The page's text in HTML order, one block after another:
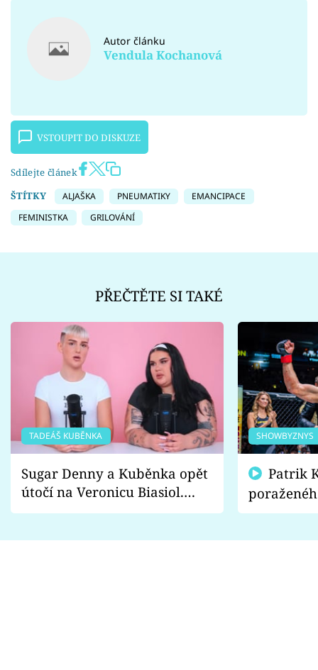
Autor článku
Vendula Kochanová
VSTOUPIT DO DISKUZE
Sdílejte článek
ŠTÍTKY
ALJAŠKA PNEUMATIKY
EMANCIPACE
FEMINISTKA
GRILOVÁNÍ
PŘEČTĚTE SI TAKÉ
TADEÁŠ KUBĚNKA
Sugar Denny a Kuběnka opět
útočí na Veronicu Biasiol.
Proč je podle nich falešná a
SHOWBYZNYS
fanoušci